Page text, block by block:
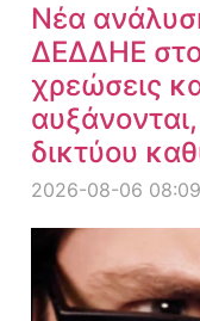
Νέα
ΔΕΔΔΗΕ
χρεώσεις
δικτύου
2026-08-06